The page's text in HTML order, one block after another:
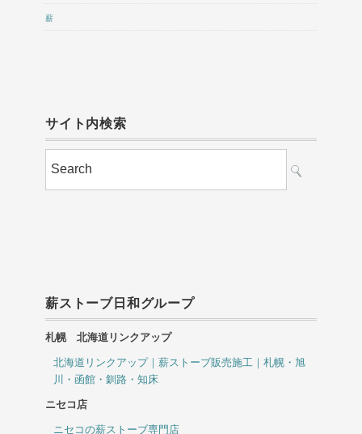
薪
サイト内検索
薪ストーブ日和グループ
札幌 北海道リンクアップ
北海道リンクアップ｜薪ストーブ販売施工｜札幌・旭
川・函館・釧路・知床
ニセコ店
ニセコの薪ストーブ専門店